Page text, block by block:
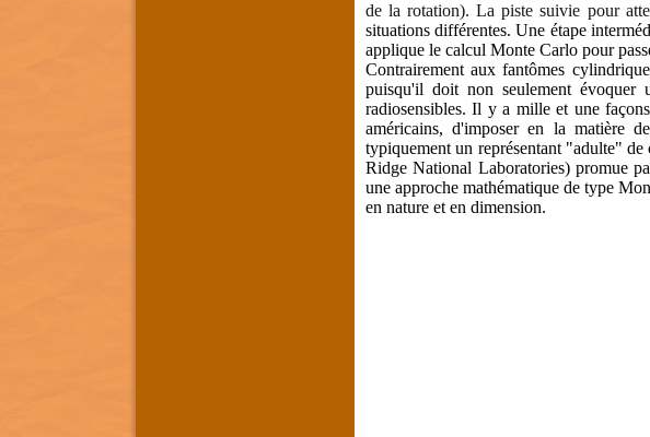
de la rotation). La piste suivie pour
situations différentes. Une étape
applique le calcul Monte Carlo pour
Contrairement aux fantômes
puisqu'il doit non seulement évoquer
radiosensibles. Il y a mille et une
américains, d'imposer en la matière
typiquement un représentant "adulte"
Ridge National Laboratories) promue
une approche mathématique de type
en nature et en dimension.